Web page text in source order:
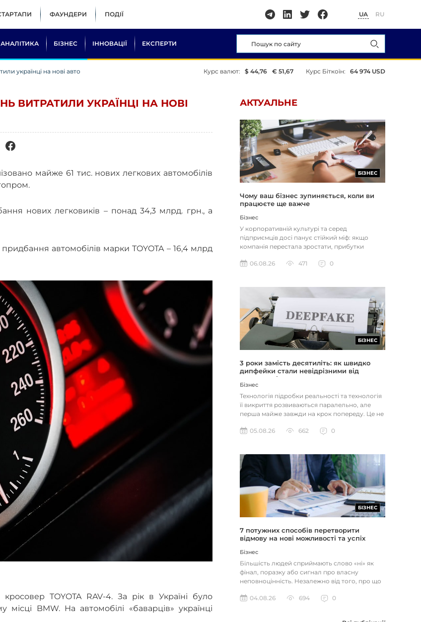
ФАУНДЕРИ ПОДІЇ UA RU
АНАЛІТИКА БІЗНЕС ІННОВАЦІЇ ЕКСПЕРТИ
українці на нові авто Курс валют: $ 44,76 € 51,67 Курс Біткоїн: 64 974 USD
ВИТРАТИЛИ УКРАЇНЦІ НА НОВІ
майже 61 тис. нових легкових автомобілів
нових легковиків – понад 34,3 млрд. грн., а
автомобілів марки TOYOTA – 16,4 млрд
TOYOTA RAV-4. За рік в Україні було
BMW. На автомобілі «баварців» українці
АКТУАЛЬНЕ
БІЗНЕС
Чому ваш бізнес зупиняється, коли ви
працюєте ще важче
Бізнес
У корпоративній культурі та серед
підприємців досі панує стійкий міф: якщо
компанія перестала зростати, прибутки
06.08.26
471 0
БІЗНЕС
3 роки замість десятиліть: як швидко
дипфейки стали невідрізними від
реальності
Бізнес
Технологія підробки реальності та технологія
її викриття розвиваються паралельно, але
перша майже завжди на крок попереду. Це не
05.08.26
662 0
БІЗНЕС
7 потужних способів перетворити
відмову на нові можливості та успіх
Бізнес
Більшість людей сприймають слово «ні» як
фінал, поразку або сигнал про власну
неповноцінність. Незалежно від того, про що
04.08.26
694 0